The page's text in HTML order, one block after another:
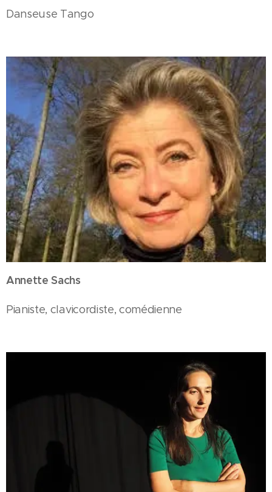
Danseuse Tango
Annette Sachs
Pianiste, clavicordiste, comédienne